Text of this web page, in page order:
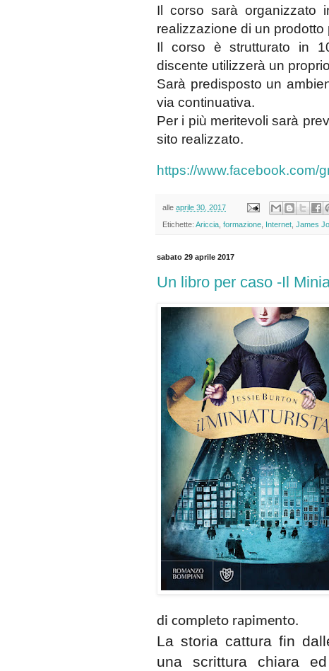
Il corso sarà organizzato
realizzazione di un prodotto
Il corso è strutturato in
discente utilizzerà un
Sarà predisposto un
via continuativa.
Per i più meritevoli sarà
sito realizzato.
https://www.facebook.com/
alle aprile 30, 2017
Etichette: Ariccia formazione Internet James
sabato 29 aprile 2017
Un libro per caso -Il
di completo rapimento.
La storia cattura fin
una scrittura chiara